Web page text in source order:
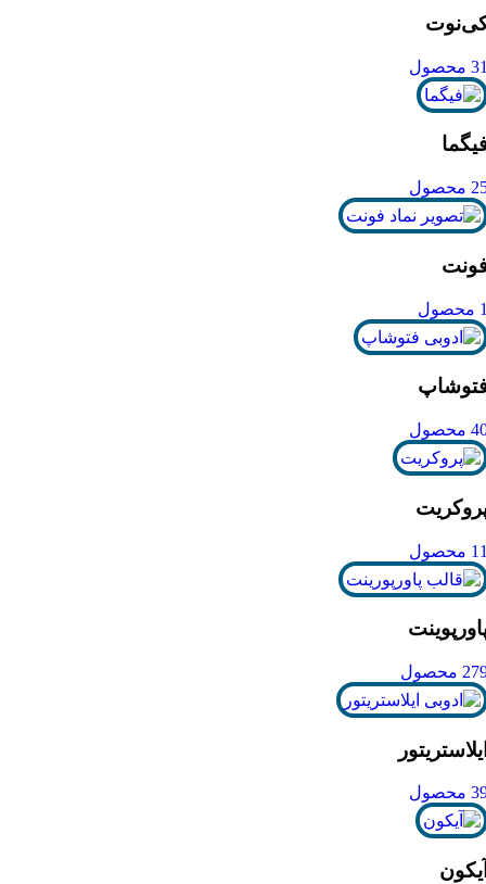
محصول
محصول
محصول
محصول
محصول
محصول